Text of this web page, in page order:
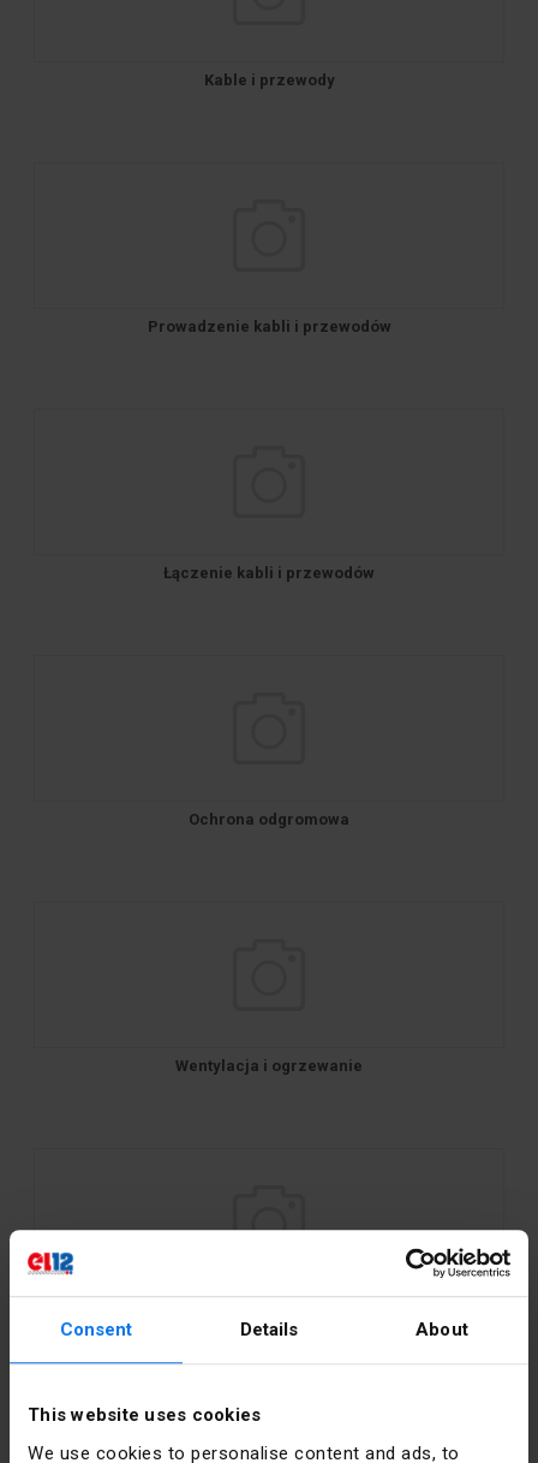
Consent Details About
This website uses cookies
We use cookies to personalise content and ads, to
Kable i przewody
Prowadzenie kabli i przewodów
Łączenie kabli i przewodów
Ochrona odgromowa
Wentylacja i ogrzewanie